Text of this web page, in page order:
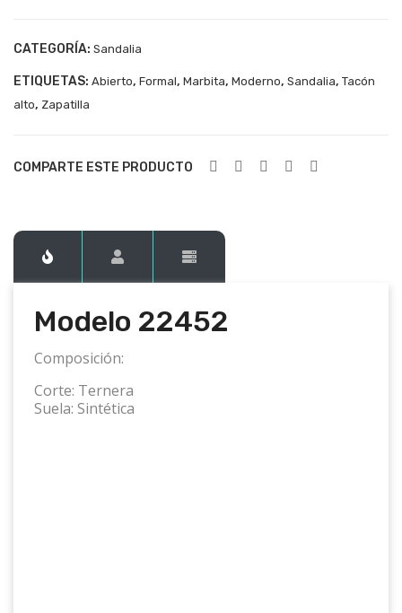
CATEGORÍA: Sandalia
ETIQUETAS: Abierto, Formal, Marbita, Moderno, Sandalia, Tacón
alto, Zapatilla
COMPARTE ESTE PRODUCTO
Modelo 22452
Composición:
Corte: Ternera
Suela: Sintética